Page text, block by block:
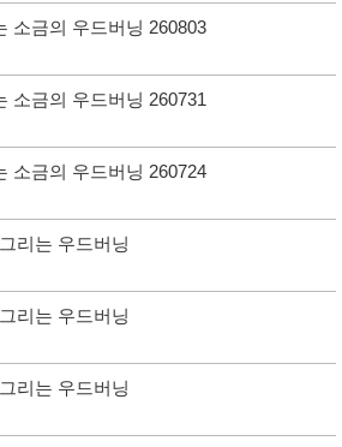
소금의 우드버닝 260803
소금의 우드버닝 260731
소금의 우드버닝 260724
리는 우드버닝
리는 우드버닝
리는 우드버닝